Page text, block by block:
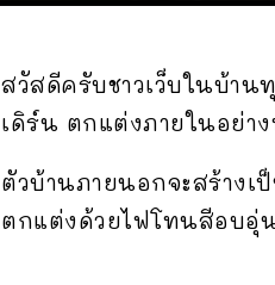
สวัสดีครับชาวเว็บในบ้า
เดิร์น ตกแต่งภายในอย่า
ตัวบ้านภายนอกจะสร้าง
ตกแต่งด้วยไฟโทนสีอบอุ่